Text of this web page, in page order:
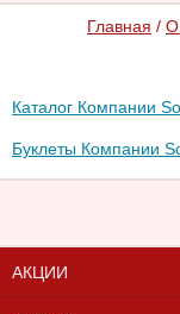
Главная / О
Каталог Компании
Буклеты Компании
АКЦИИ